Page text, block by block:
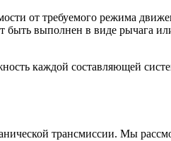
от требуемого режима
выполнен в виде рычага
каждой составляющей
трансмиссии. Мы